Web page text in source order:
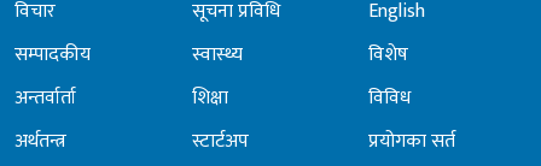
विचार
सम्पादकीय
अन्तर्वार्ता
अर्थतन्त्र
सूचना प्रविधि
स्वास्थ्य
शिक्षा
स्टार्टअप
English
विशेष
विविध
प्रयोगका सर्त